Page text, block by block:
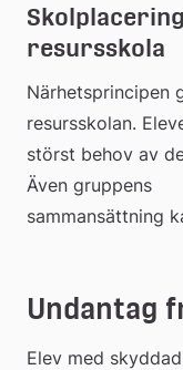
resursskola
Närhetsprincipen
resursskolan.
störst behov av
Även gruppens
sammansättning
Undantag
Elev med